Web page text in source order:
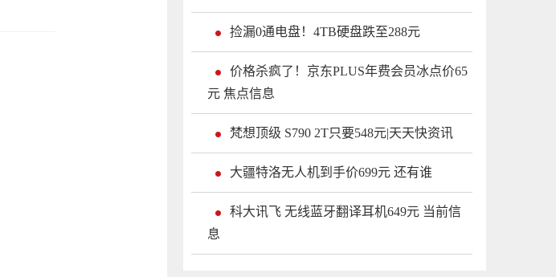
捡漏0通电盘！4TB硬盘跌至288元
价格杀疯了！京东PLUS年费会员冰点价65
元 焦点信息
梵想顶级 S790 2T只要548元|天天快资讯
大疆特洛无人机到手价699元 还有谁
科大讯飞 无线蓝牙翻译耳机649元 当前信
息